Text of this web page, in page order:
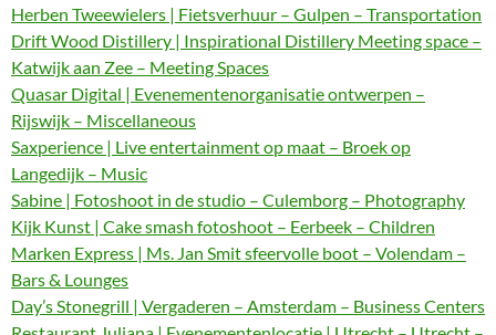
Herben Tweewielers | Fietsverhuur – Gulpen – Transportation
Drift Wood Distillery | Inspirational Distillery Meeting space –
Katwijk aan Zee – Meeting Spaces
Quasar Digital | Evenementenorganisatie ontwerpen –
Rijswijk – Miscellaneous
Saxperience | Live entertainment op maat – Broek op
Langedijk – Music
Sabine | Fotoshoot in de studio – Culemborg – Photography
Kijk Kunst | Cake smash fotoshoot – Eerbeek – Children
Marken Express | Ms. Jan Smit sfeervolle boot – Volendam –
Bars & Lounges
Day’s Stonegrill | Vergaderen – Amsterdam – Business Centers